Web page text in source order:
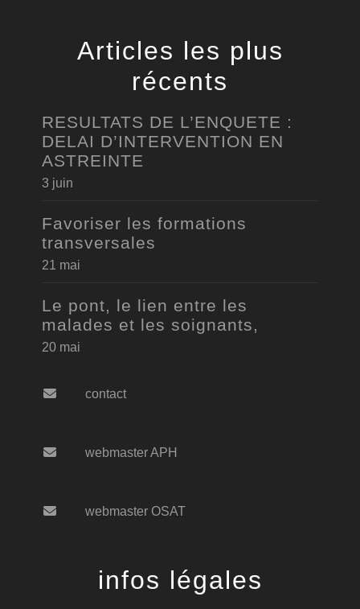
Articles les plus
récents
RESULTATS DE L’ENQUETE :
DELAI D’INTERVENTION EN
ASTREINTE
3 juin
Favoriser les formations
transversales
21 mai
Le pont, le lien entre les
malades et les soignants,
20 mai
contact
webmaster APH
webmaster OSAT
infos légales